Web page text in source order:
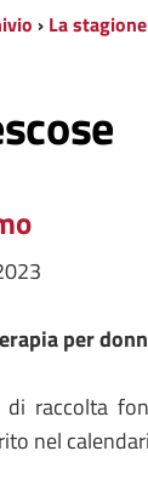
› La
per
di raccolta
nel